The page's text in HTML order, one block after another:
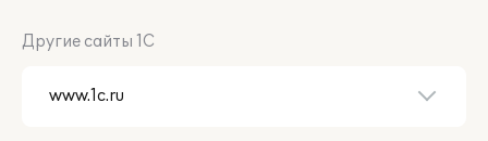
Другие сайты 1С